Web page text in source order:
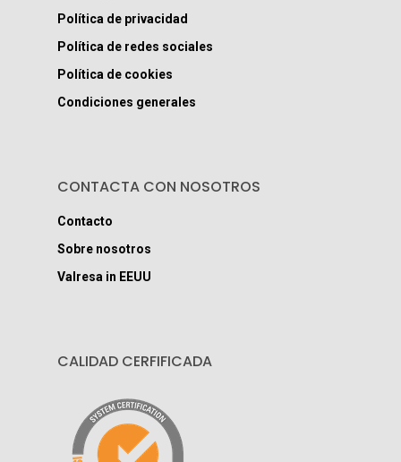
Política de privacidad
Política de redes sociales
Política de cookies
Condiciones generales
CONTACTA CON NOSOTROS
Contacto
Sobre nosotros
Valresa in EEUU
CALIDAD CERFIFICADA